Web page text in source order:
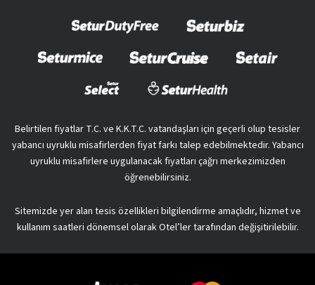
Belirtilen fiyatlar T.C. ve K.K.T.C. vatandaşları için geçerli olup tesisler
yabancı uyruklu misafirlerden fiyat farkı talep edebilmektedir. Yabancı
uyruklu misafirlere uygulanacak fiyatları çağrı merkezimizden
öğrenebilirsiniz.
Sitemizde yer alan tesis özellikleri bilgilendirme amaçlıdır, hizmet ve
kullanım saatleri dönemsel olarak Otel’ler tarafından değişitirilebilir.